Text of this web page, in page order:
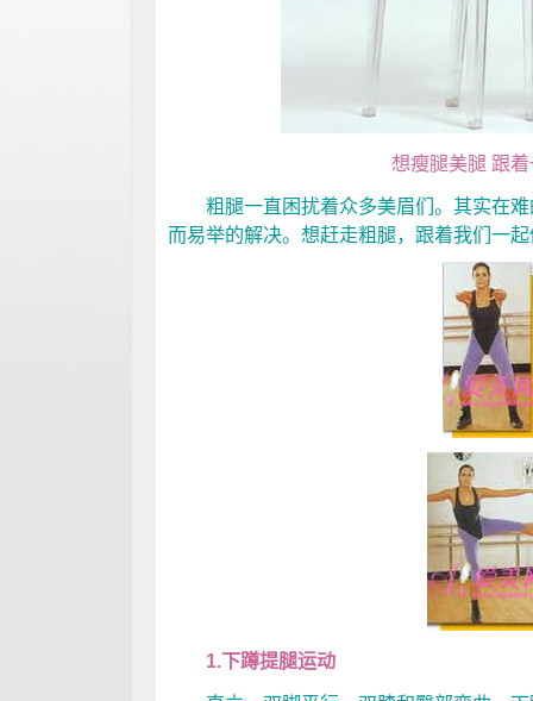
想瘦腿美腿 跟
粗腿一直困扰着众多美眉们。其实在难
而易举的解决。想赶走粗腿，跟着我们一
1.下蹲提腿运动